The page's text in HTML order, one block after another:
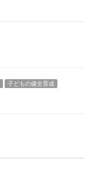
子どもの健全育成